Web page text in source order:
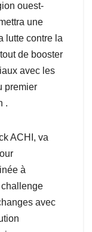
ouest-
une
lutte contre la
de booster
avec les
premier
.
ACHI, va
à
challenge
avec